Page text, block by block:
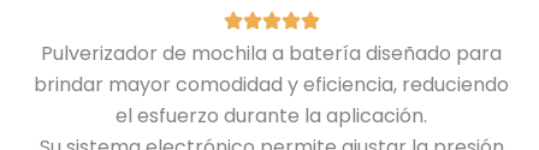
Pulverizador de mochila a batería diseñado para
brindar mayor comodidad y eficiencia, reduciendo
el esfuerzo durante la aplicación.